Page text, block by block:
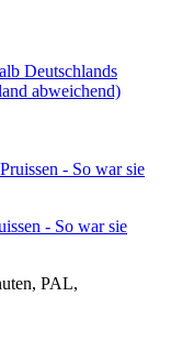
Deutschlands
abweichend)
- So war sie
PAL,